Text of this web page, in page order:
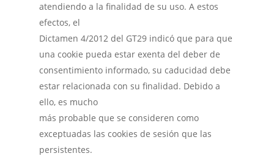
atendiendo a la finalidad de su uso. A estos
efectos, el
Dictamen 4/2012 del GT29 indicó que para que
una cookie pueda estar exenta del deber de
consentimiento informado, su caducidad debe
estar relacionada con su finalidad. Debido a
ello, es mucho
más probable que se consideren como
exceptuadas las cookies de sesión que las
persistentes.